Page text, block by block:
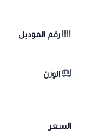
رقم الموديل
الوزن
السعر